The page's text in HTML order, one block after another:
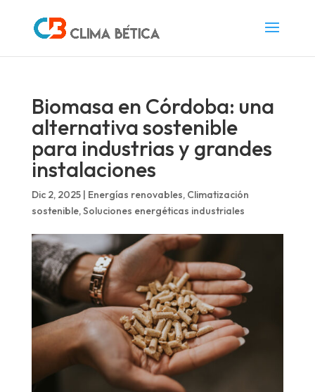
Biomasa en Córdoba: una
alternativa sostenible
para industrias y grandes
instalaciones
Dic 2, 2025| Energías renovables, Climatización
sostenible,Soluciones energéticas industriales